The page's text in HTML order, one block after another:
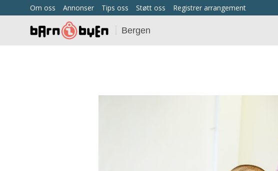
Om oss Annonser Tips oss Støtt oss Registrer arrangement
Bergen